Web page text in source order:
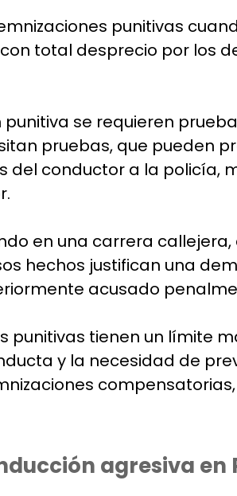
punitivas
total desprecio por los
se requieren
pruebas, que pueden
del conductor a la
en una carrera
hechos justifican una
acusado
punitivas tienen un límite
y la necesidad de
agresiva en